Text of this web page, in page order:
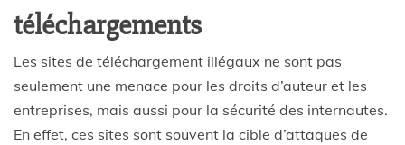
téléchargements
Les sites de téléchargement illégaux ne sont pas
seulement une menace pour les droits d’auteur et les
entreprises, mais aussi pour la sécurité des internautes.
En effet, ces sites sont souvent la cible d’attaques de